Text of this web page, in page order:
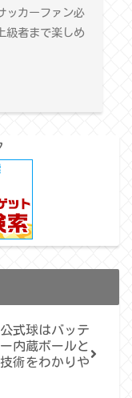
ッカーファン必
級者まで楽しめ
式球はバッテ
内蔵ボールと
術をわかりや